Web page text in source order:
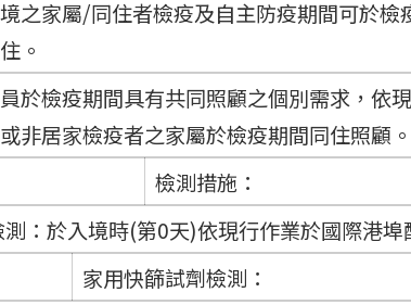
之家屬/同住者檢疫及自主防疫期間可於
。
於檢疫期間具有共同照顧之個別需求，依
非居家檢疫者之家屬於檢疫期間同住照顧。
檢測措施：
測：於入境時(第0天)依現行作業於國際港埠
家用快篩試劑檢測：